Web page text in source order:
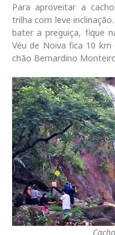
Para aproveitar a
trilha com leve
bater a preguiça, fique
Véu de Noiva fica 10
chão Bernardino